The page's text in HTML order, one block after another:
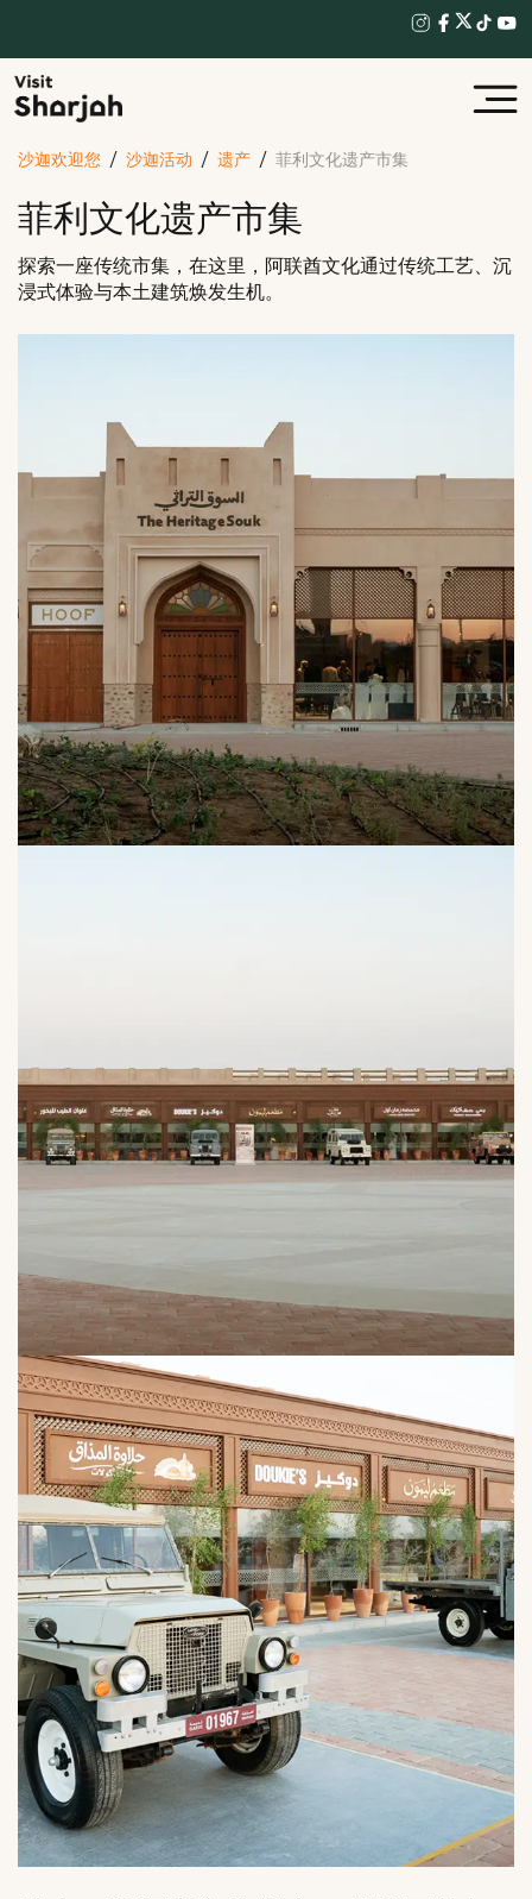
沙迦欢迎您 沙迦活动 遗产 菲利文化遗产市集
菲利文化遗产市集
探索一座传统市集，在这里，阿联酋文化通过传统工艺、沉
浸式体验与本土建筑焕发生机。